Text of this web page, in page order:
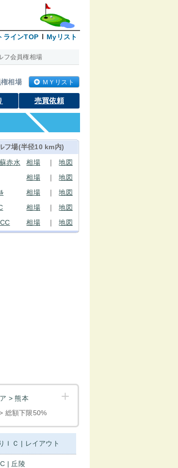
ラインTOP Myリスト
フ会員権相場
相場 ＭＹリスト
売買依頼
フ場(半径10 km内)
赤水 相場 ｜ 地図
相場 ｜ 地図
相場 ｜ 地図
相場 ｜ 地図
相場 ｜ 地図
> 熊本
総額下限50%
ＩＣ | レイアウト
| 丘陵